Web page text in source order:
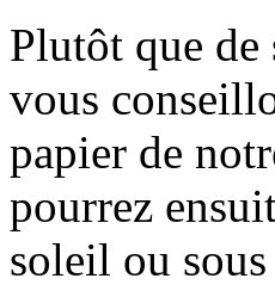
Plutôt que de
vous
papier de
pourrez
soleil ou